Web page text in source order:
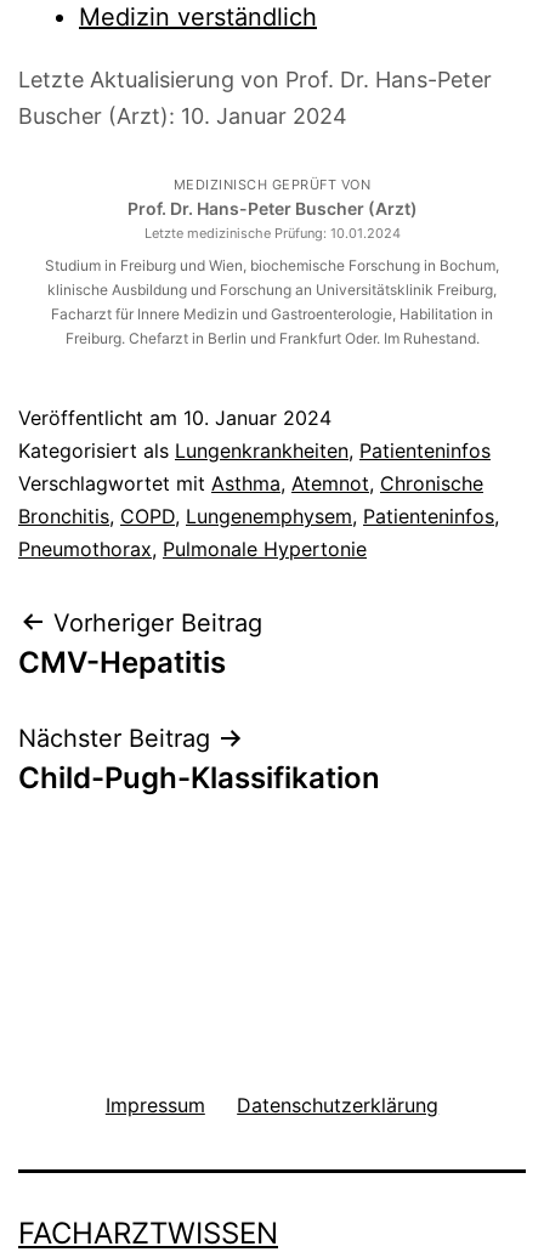
Medizin verständlich
Letzte Aktualisierung von Prof. Dr. Hans-Peter
Buscher (Arzt): 10. Januar 2024
MEDIZINISCH GEPRÜFT VON
Prof. Dr. Hans-Peter Buscher (Arzt)
Letzte medizinische Prüfung: 10.01.2024
Studium in Freiburg und Wien, biochemische Forschung in Bochum,
klinische Ausbildung und Forschung an Universitätsklinik Freiburg,
Facharzt für Innere Medizin und Gastroenterologie, Habilitation in
Freiburg. Chefarzt in Berlin und Frankfurt Oder. Im Ruhestand.
Veröffentlicht am 10. Januar 2024
Kategorisiert als Lungenkrankheiten, Patienteninfos
Verschlagwortet mit Asthma, Atemnot, Chronische
Bronchitis, COPD, Lungenemphysem, Patienteninfos,
Pneumothorax, Pulmonale Hypertonie
Beitragsnavigation
Vorheriger Beitrag
CMV-Hepatitis
Nächster Beitrag
Child-Pugh-Klassifikation
Impressum Datenschutzerklärung
FACHARZTWISSEN